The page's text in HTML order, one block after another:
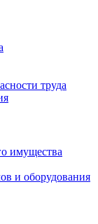
труда
имущества
и оборудования